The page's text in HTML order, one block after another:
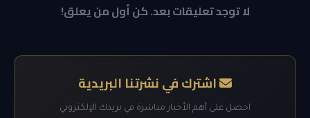
لا توجد تعليقات بعد. كن أول من يعلق!
اشترك في نشرتنا البريدية
احصل على أهم الأخبار مباشرة في بريدك الإلكتروني